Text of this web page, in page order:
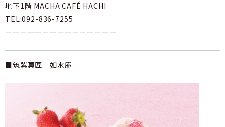
地下1階 MACHA CAFÉ HACHI
TEL:092-836-7255
ーーーーーーーーーーーーーーー
■筑紫菓匠 如水庵